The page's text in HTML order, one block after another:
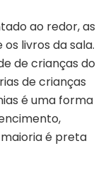
ao redor, as
livros da sala.
de crianças do
de crianças
é uma forma
é preta